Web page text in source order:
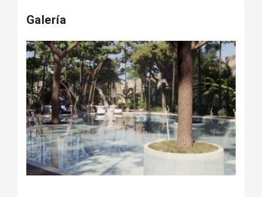
Galería